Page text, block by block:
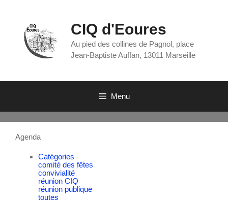
CIQ d'Eoures
Au pied des collines de Pagnol, place
Jean-Baptiste Auffan, 13011 Marseille
Menu
Agenda
Catégories
comité des fêtes
convivialité
réunion CIQ
réunion publique
toutes